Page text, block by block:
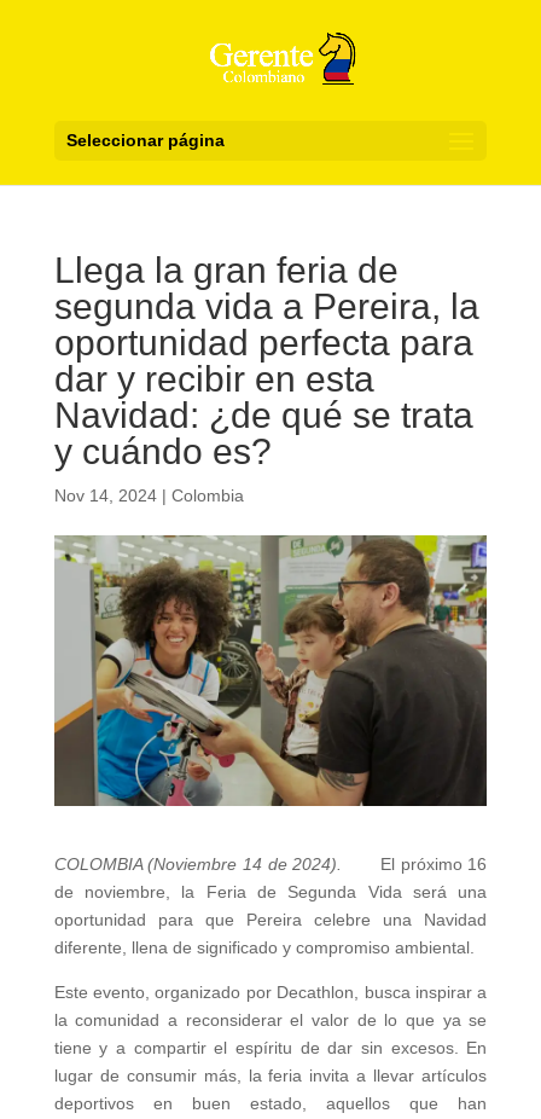
Seleccionar página
Llega la gran feria de
segunda vida a Pereira, la
oportunidad perfecta para
dar y recibir en esta
Navidad: ¿de qué se trata
y cuándo es?
Nov 14, 2024| Colombia
COLOMBIA (Noviembre 14 de 2024). El próximo 16
de noviembre, la Feria de Segunda Vida será una
oportunidad para que Pereira celebre una Navidad
diferente, llena de significado y compromiso ambiental.
Este evento, organizado por Decathlon, busca inspirar a
la comunidad a reconsiderar el valor de lo que ya se
tiene y a compartir el espíritu de dar sin excesos. En
lugar de consumir más, la feria invita a llevar artículos
deportivos en buen estado, aquellos que han